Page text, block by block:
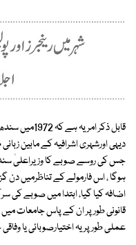
قابل ذکر
دیہی اورشہری اشرافیہ کے مابین
جس کی روسے صوبے کا وزیراعلیٰ سندھی
ہوگا ، اس فارمولے کے تناظرمیں دن
اضافہ کیا گیا، ابتدا میں صوبے کی
قانونی طور پر ان کے پاس جامعات
عملی طور پر یہ اختیارصوبائی یا